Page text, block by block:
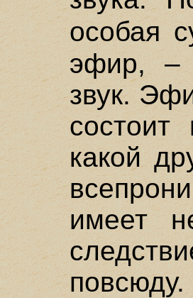
особая
эфир, –
звук.
какой
имеет
повсюду.